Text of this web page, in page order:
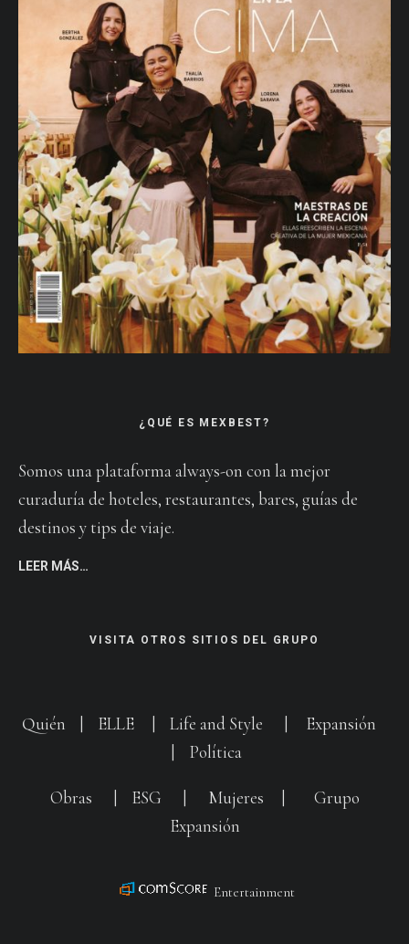
¿QUÉ ES MEXBEST?
Somos una plataforma always-on con la mejor
curaduría de hoteles, restaurantes, bares, guías de
destinos y tips de viaje.
LEER MÁS…
VISITA OTROS SITIOS DEL GRUPO
Quién ELLE Life and Style
Expansión
Política
Obras ESG Mujeres
Grupo
Expansión
Entertainment